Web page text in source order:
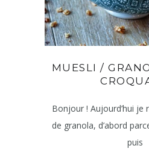
MUESLI /
Bonjour ! Aujourd’hui je
de granola, d’abord
puis